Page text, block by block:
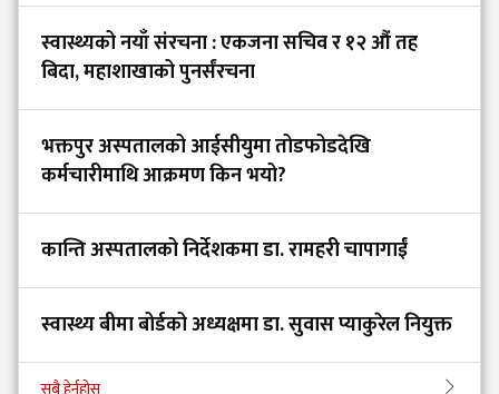
स्वास्थ्यको नयाँ संरचना : एकजना सचिव र १२ औं तह
बिदा, महाशाखाको पुनर्संरचना
भक्तपुर अस्पतालको आईसीयुमा तोडफोडदेखि
कर्मचारीमाथि आक्रमण किन भयो?
कान्ति अस्पतालको निर्देशकमा डा. रामहरी चापागाईं
स्वास्थ्य बीमा बोर्डको अध्यक्षमा डा. सुवास प्याकुरेल नियुक्त
सबै हेर्नुहोस